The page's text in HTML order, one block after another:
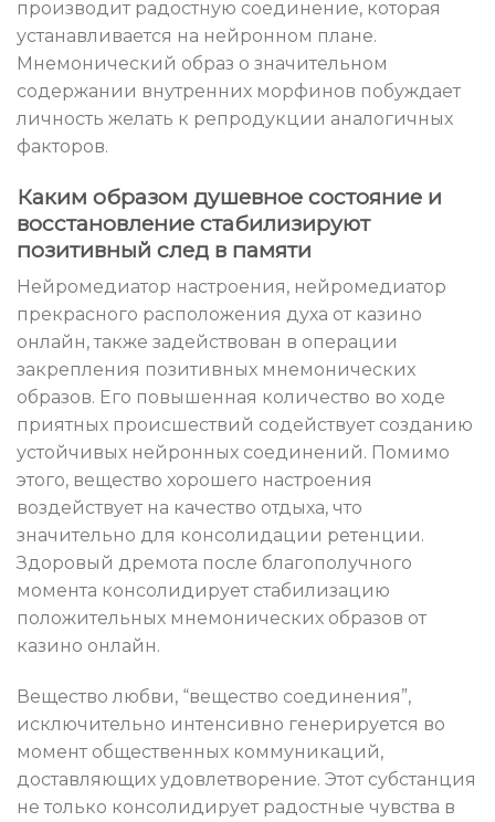
производит радостную соединение, которая
устанавливается на нейронном плане.
Мнемонический образ о значительном
содержании внутренних морфинов побуждает
личность желать к репродукции аналогичных
факторов.
Каким образом душевное состояние и
восстановление стабилизируют
позитивный след в памяти
Нейромедиатор настроения, нейромедиатор
прекрасного расположения духа от казино
онлайн, также задействован в операции
закрепления позитивных мнемонических
образов. Его повышенная количество во ходе
приятных происшествий содействует созданию
устойчивых нейронных соединений. Помимо
этого, вещество хорошего настроения
воздействует на качество отдыха, что
значительно для консолидации ретенции.
Здоровый дремота после благополучного
момента консолидирует стабилизацию
положительных мнемонических образов от
казино онлайн.
Вещество любви, “вещество соединения”,
исключительно интенсивно генерируется во
момент общественных коммуникаций,
доставляющих удовлетворение. Этот субстанция
не только консолидирует радостные чувства в